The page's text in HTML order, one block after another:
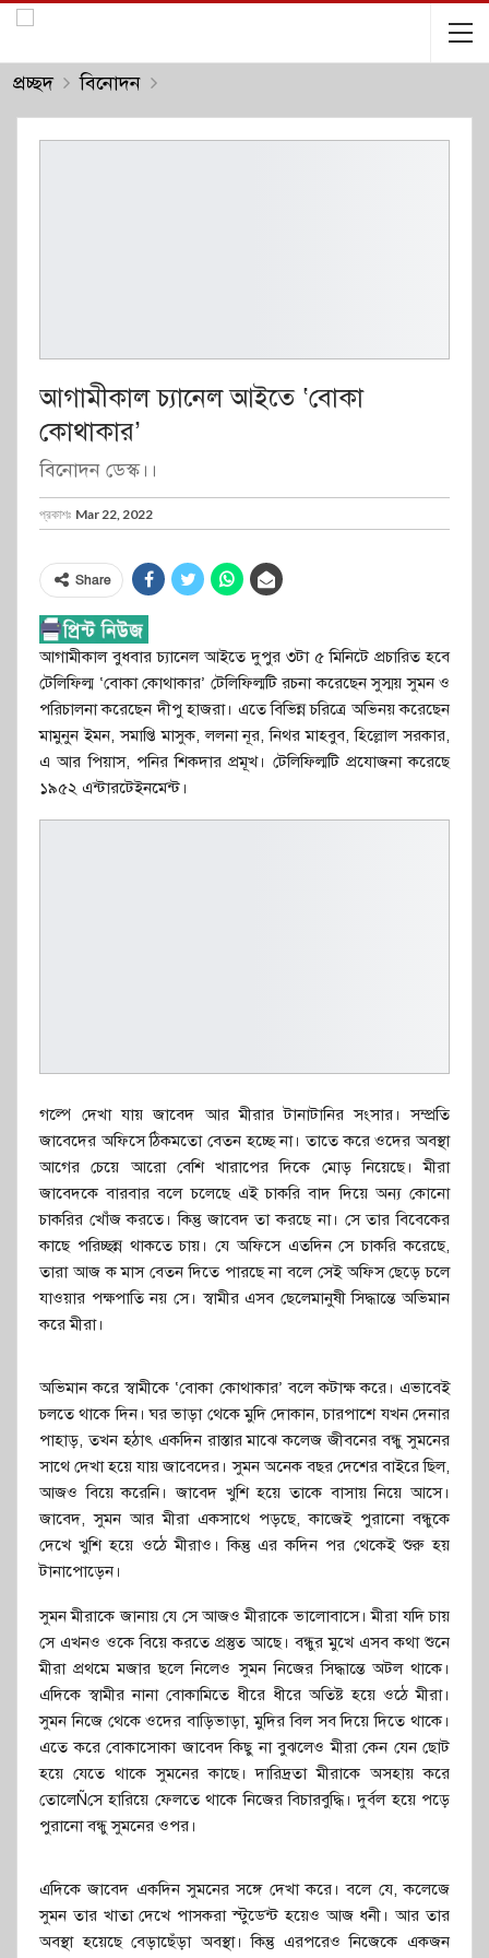
প্রচ্ছদ বিনোদন
আগামীকাল চ্যানেল আইতে ‘বোকা
কোথাকার’
বিনোদন ডেস্ক।।
প্রকাশঃ Mar 22, 2022
Share
আগামীকাল বুধবার চ্যানেল আইতে দুপুর ৩টা ৫ মিনিটে প্রচারিত হবে
টেলিফিল্ম ‘বোকা কোথাকার’ টেলিফিল্মটি রচনা করেছেন সুস্ময় সুমন ও
পরিচালনা করেছেন দীপু হাজরা। এতে বিভিন্ন চরিত্রে অভিনয় করেছেন
মামুনুন ইমন, সমাপ্তি মাসুক, ললনা নূর, নিথর মাহবুব, হিল্লোল সরকার,
এ আর পিয়াস, পনির শিকদার প্রমূখ। টেলিফিল্মটি প্রযোজনা করেছে
১৯৫২ এন্টারটেইনমেন্ট।
গল্পে দেখা যায় জাবেদ আর মীরার টানাটানির সংসার। সম্প্রতি
জাবেদের অফিসে ঠিকমতো বেতন হচ্ছে না। তাতে করে ওদের অবস্থা
আগের চেয়ে আরো বেশি খারাপের দিকে মোড় নিয়েছে। মীরা
জাবেদকে বারবার বলে চলেছে এই চাকরি বাদ দিয়ে অন্য কোনো
চাকরির খোঁজ করতে। কিন্তু জাবেদ তা করছে না। সে তার বিবেকের
কাছে পরিচ্ছন্ন থাকতে চায়। যে অফিসে এতদিন সে চাকরি করেছে,
তারা আজ ক মাস বেতন দিতে পারছে না বলে সেই অফিস ছেড়ে চলে
যাওয়ার পক্ষপাতি নয় সে। স্বামীর এসব ছেলেমানুষী সিদ্ধান্তে অভিমান
করে মীরা।
অভিমান করে স্বামীকে ‘বোকা কোথাকার’ বলে কটাক্ষ করে। এভাবেই
চলতে থাকে দিন। ঘর ভাড়া থেকে মুদি দোকান, চারপাশে যখন দেনার
পাহাড়, তখন হঠাৎ একদিন রাস্তার মাঝে কলেজ জীবনের বন্ধু সুমনের
সাথে দেখা হয়ে যায় জাবেদের। সুমন অনেক বছর দেশের বাইরে ছিল,
আজও বিয়ে করেনি। জাবেদ খুশি হয়ে তাকে বাসায় নিয়ে আসে।
জাবেদ, সুমন আর মীরা একসাথে পড়ছে, কাজেই পুরানো বন্ধুকে
দেখে খুশি হয়ে ওঠে মীরাও। কিন্তু এর কদিন পর থেকেই শুরু হয়
টানাপোড়েন।
সুমন মীরাকে জানায় যে সে আজও মীরাকে ভালোবাসে। মীরা যদি চায়
সে এখনও ওকে বিয়ে করতে প্রস্তুত আছে। বন্ধুর মুখে এসব কথা শুনে
মীরা প্রথমে মজার ছলে নিলেও সুমন নিজের সিদ্ধান্তে অটল থাকে।
এদিকে স্বামীর নানা বোকামিতে ধীরে ধীরে অতিষ্ট হয়ে ওঠে মীরা।
সুমন নিজে থেকে ওদের বাড়িভাড়া, মুদির বিল সব দিয়ে দিতে থাকে।
এতে করে বোকাসোকা জাবেদ কিছু না বুঝলেও মীরা কেন যেন ছোট
হয়ে যেতে থাকে সুমনের কাছে। দারিদ্রতা মীরাকে অসহায় করে
তোলেÑসে হারিয়ে ফেলতে থাকে নিজের বিচারবুদ্ধি। দুর্বল হয়ে পড়ে
পুরানো বন্ধু সুমনের ওপর।
এদিকে জাবেদ একদিন সুমনের সঙ্গে দেখা করে। বলে যে, কলেজে
সুমন তার খাতা দেখে পাসকরা স্টুডেন্ট হয়েও আজ ধনী। আর তার
অবস্থা হয়েছে বেড়াছেঁড়া অবস্থা। কিন্তু এরপরেও নিজেকে একজন